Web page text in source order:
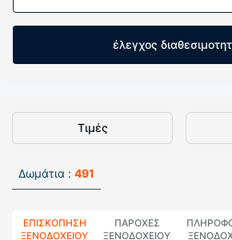
έλεγχος
Τιμές
Δωμάτια : 491
ΕΠΙΣΚΌΠΗΣΗ
ΞΕΝΟΔΟΧΕΊΟΥ
ΠΑΡΟΧΕΣ
ΞΕΝΟΔΟΧΕΙΟΥ